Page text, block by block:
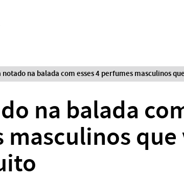
notado na balada com esses 4 perfumes masculinos
na balada
masculinos que